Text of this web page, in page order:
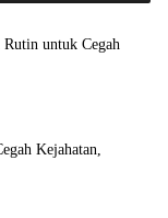
untuk Cegah
Kejahatan,